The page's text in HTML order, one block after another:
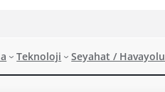
Teknoloji Seyahat / Havayolu